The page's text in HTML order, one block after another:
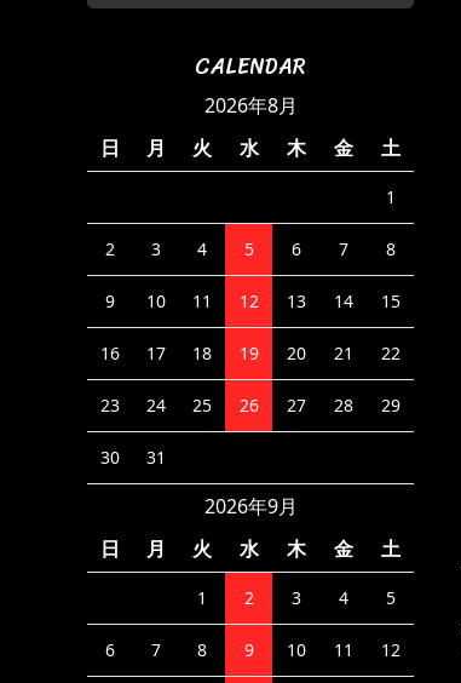
CALENDAR
2026年8月
日
月 火 水 木 金 土
1
2 3 4 5 6 7 8
9 10 11 12 13 14 15
16 17 18 19 20 21 22
23 24 25 26 27 28 29
30 31
2026年9月
日
月 火 水 木 金 土
1 2 3 4 5
6 7 8 9 10 11 12